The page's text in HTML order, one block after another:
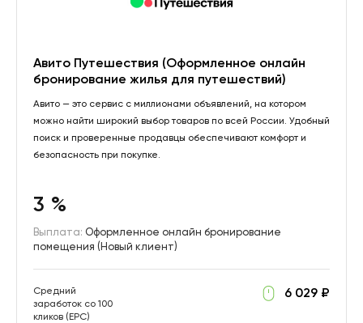
Авито Путешествия (Оформленное онлайн
бронирование жилья для путешествий)
Авито — это сервис с миллионами объявлений, на котором
можно найти широкий выбор товаров по всей России. Удобный
поиск и проверенные продавцы обеспечивают комфорт и
безопасность при покупке.
3 %
Выплата: Оформленное онлайн бронирование
помещения (Новый клиент)
Средний
заработок со 100
кликов (EPC)
6 029 ₽